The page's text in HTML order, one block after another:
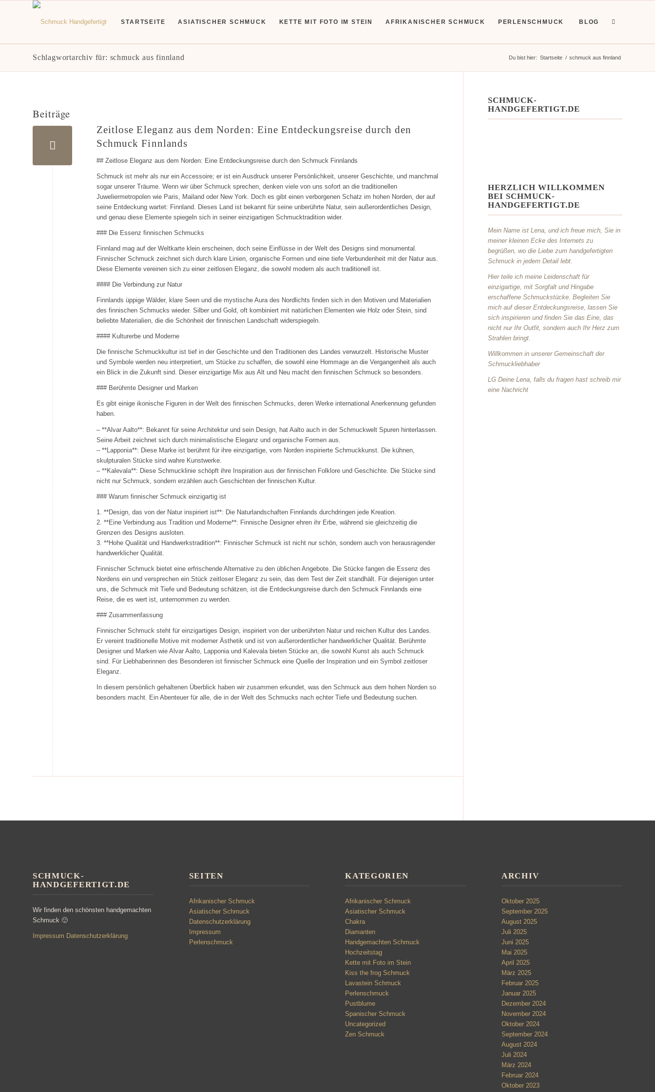
STARTSEITE ASIATISCHER SCHMUCK KETTE MIT FOTO IM STEIN AFRIKANISCHER SCHMUCK PERLENSCHMUCK BLOG
Schlagwortarchiv für: schmuck aus finnland Du bist hier: Startseite / schmuck aus finnland
Beiträge
Zeitlose Eleganz aus dem Norden: Eine Entdeckungsreise durch den
Schmuck Finnlands
## Zeitlose Eleganz aus dem Norden: Eine Entdeckungsreise durch den Schmuck Finnlands
Schmuck ist mehr als nur ein Accessoire; er ist ein Ausdruck unserer Persönlichkeit, unserer Geschichte, und manchmal
sogar unserer Träume. Wenn wir über Schmuck sprechen, denken viele von uns sofort an die traditionellen
Juweliermetropolen wie Paris, Mailand oder New York. Doch es gibt einen verborgenen Schatz im hohen Norden, der auf
seine Entdeckung wartet: Finnland. Dieses Land ist bekannt für seine unberührte Natur, sein außerordentliches Design,
und genau diese Elemente spiegeln sich in seiner einzigartigen Schmucktradition wider.
### Die Essenz finnischen Schmucks
Finnland mag auf der Weltkarte klein erscheinen, doch seine Einflüsse in der Welt des Designs sind monumental.
Finnischer Schmuck zeichnet sich durch klare Linien, organische Formen und eine tiefe Verbundenheit mit der Natur aus.
Diese Elemente vereinen sich zu einer zeitlosen Eleganz, die sowohl modern als auch traditionell ist.
#### Die Verbindung zur Natur
Finnlands üppige Wälder, klare Seen und die mystische Aura des Nordlichts finden sich in den Motiven und Materialien
des finnischen Schmucks wieder. Silber und Gold, oft kombiniert mit natürlichen Elementen wie Holz oder Stein, sind
beliebte Materialien, die die Schönheit der finnischen Landschaft widerspiegeln.
#### Kulturerbe und Moderne
Die finnische Schmuckkultur ist tief in der Geschichte und den Traditionen des Landes verwurzelt. Historische Muster
und Symbole werden neu interpretiert, um Stücke zu schaffen, die sowohl eine Hommage an die Vergangenheit als auch
ein Blick in die Zukunft sind. Dieser einzigartige Mix aus Alt und Neu macht den finnischen Schmuck so besonders.
### Berühmte Designer und Marken
Es gibt einige ikonische Figuren in der Welt des finnischen Schmucks, deren Werke international Anerkennung gefunden
haben.
– **Alvar Aalto**: Bekannt für seine Architektur und sein Design, hat Aalto auch in der Schmuckwelt Spuren hinterlassen.
Seine Arbeit zeichnet sich durch minimalistische Eleganz und organische Formen aus.
– **Lapponia**: Diese Marke ist berühmt für ihre einzigartige, vom Norden inspirierte Schmuckkunst. Die kühnen,
skulpturalen Stücke sind wahre Kunstwerke.
– **Kalevala**: Diese Schmucklinie schöpft ihre Inspiration aus der finnischen Folklore und Geschichte. Die Stücke sind
nicht nur Schmuck, sondern erzählen auch Geschichten der finnischen Kultur.
### Warum finnischer Schmuck einzigartig ist
1. **Design, das von der Natur inspiriert ist**: Die Naturlandschaften Finnlands durchdringen jede Kreation.
2. **Eine Verbindung aus Tradition und Moderne**: Finnische Designer ehren ihr Erbe, während sie gleichzeitig die
Grenzen des Designs ausloten.
3. **Hohe Qualität und Handwerkstradition**: Finnischer Schmuck ist nicht nur schön, sondern auch von herausragender
handwerklicher Qualität.
Finnischer Schmuck bietet eine erfrischende Alternative zu den üblichen Angebote. Die Stücke fangen die Essenz des
Nordens ein und versprechen ein Stück zeitloser Eleganz zu sein, das dem Test der Zeit standhält. Für diejenigen unter
uns, die Schmuck mit Tiefe und Bedeutung schätzen, ist die Entdeckungsreise durch den Schmuck Finnlands eine
Reise, die es wert ist, unternommen zu werden.
### Zusammenfassung
Finnischer Schmuck steht für einzigartiges Design, inspiriert von der unberührten Natur und reichen Kultur des Landes.
Er vereint traditionelle Motive mit moderner Ästhetik und ist von außerordentlicher handwerklicher Qualität. Berühmte
Designer und Marken wie Alvar Aalto, Lapponia und Kalevala bieten Stücke an, die sowohl Kunst als auch Schmuck
sind. Für Liebhaberinnen des Besonderen ist finnischer Schmuck eine Quelle der Inspiration und ein Symbol zeitloser
Eleganz.
In diesem persönlich gehaltenen Überblick haben wir zusammen erkundet, was den Schmuck aus dem hohen Norden so
besonders macht. Ein Abenteuer für alle, die in der Welt des Schmucks nach echter Tiefe und Bedeutung suchen.
SCHMUCK-
HANDGEFERTIGT.DE
HERZLICH WILLKOMMEN
BEI SCHMUCK-
HANDGEFERTIGT.DE
Mein Name ist Lena, und ich freue mich, Sie in
meiner kleinen Ecke des Internets zu
begrüßen, wo die Liebe zum handgefertigten
Schmuck in jedem Detail lebt.
Hier teile ich meine Leidenschaft für
einzigartige, mit Sorgfalt und Hingabe
erschaffene Schmuckstücke. Begleiten Sie
mich auf dieser Entdeckungsreise, lassen Sie
sich inspirieren und finden Sie das Eine, das
nicht nur Ihr Outfit, sondern auch Ihr Herz zum
Strahlen bringt.
Willkommen in unserer Gemeinschaft der
Schmuckliebhaber
LG Deine Lena, falls du fragen hast schreib mir
eine Nachricht
SCHMUCK-
HANDGEFERTIGT.DE
Wir finden den schönsten handgemachten
Schmuck 🙂
Impressum Datenschutzerklärung
SEITEN
Afrikanischer Schmuck
Asiatischer Schmuck
Datenschutzerklärung
Impressum
Perlenschmuck
KATEGORIEN
Afrikanischer Schmuck
Asiatischer Schmuck
Chakra
Diamanten
Handgemachten Schmuck
Hochzeitstag
Kette mit Foto im Stein
Kiss the frog Schmuck
Lavastein Schmuck
Perlenschmuck
Pustblume
Spanischer Schmuck
Uncategorized
Zen Schmuck
ARCHIV
Oktober 2025
September 2025
August 2025
Juli 2025
Juni 2025
Mai 2025
April 2025
März 2025
Februar 2025
Januar 2025
Dezember 2024
November 2024
Oktober 2024
September 2024
August 2024
Juli 2024
März 2024
Februar 2024
Oktober 2023